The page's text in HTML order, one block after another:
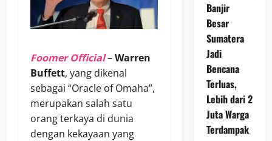
Foomer Official–Warren
Buffett, yang dikenal
sebagai “Oracle of Omaha”,
merupakan salah satu
orang terkaya di dunia
dengan kekayaan yang
Banjir
Besar
Sumatera
Jadi
Bencana
Terluas,
Lebih dari 2
Juta Warga
Terdampak